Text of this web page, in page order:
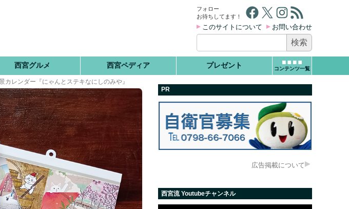
西宮グルメ 西宮ペディア プレゼント コンテンツ一覧
フォロー
お待ちしてます！
Facebook X Instagram RSS フィード
このサイトについて お問い合わせ
索:
レンダー『にゃんとステキなにしのみや』
PR
広告掲載について
西宮流 Youtubeチャンネル